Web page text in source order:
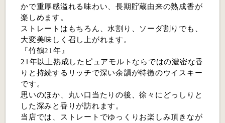
かで重厚感溢れる味わい、長期貯蔵由来の熟成香が
楽しめます。
ストレートはもちろん、水割り、ソーダ割りでも、
大変美味しく召し上がれます。
『竹鶴21年』
21年以上熟成したピュアモルトならではの濃密な香
りと持続するリッチで深い余韻が特徴のウイスキー
です。
思いのほか、丸い口当たりの後、徐々にどっしりと
した深みと香りが訪れます。
当店では、ストレートでゆっくりお楽しみ頂きなが